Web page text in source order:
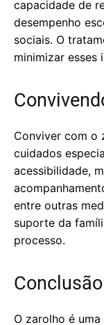
capacidade de
desempenho
sociais. O
minimizar esses
Conviver com o
cuidados
acessibilidade,
entre outras
suporte da
processo.
Conclusão
O zarolho é